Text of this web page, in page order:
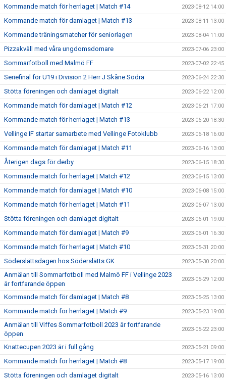
Kommande match för herrlaget | Match #14 2023-08-12 14:00
Kommande match för damlaget | Match #13 2023-08-11 13:00
Kommande träningsmatcher för seniorlagen 2023-08-04 11:00
Pizzakväll med våra ungdomsdomare 2023-07-06 23:00
Sommarfotboll med Malmö FF 2023-07-02 22:45
Seriefinal för U19 i Division 2 Herr J Skåne Södra 2023-06-24 22:30
Stötta föreningen och damlaget digitalt 2023-06-22 12:00
Kommande match för damlaget | Match #12 2023-06-21 17:00
Kommande match för herrlaget | Match #13 2023-06-20 18:30
Vellinge IF startar samarbete med Vellinge Fotoklubb 2023-06-18 16:00
Kommande match för damlaget | Match #11 2023-06-16 13:00
Återigen dags för derby 2023-06-15 18:30
Kommande match för herrlaget | Match #12 2023-06-15 13:00
Kommande match för damlaget | Match #10 2023-06-08 15:00
Kommande match för herrlaget | Match #11 2023-06-07 13:00
Stötta föreningen och damlaget digitalt 2023-06-01 19:00
Kommande match för damlaget | Match #9 2023-06-01 16:30
Kommande match för herrlaget | Match #10 2023-05-31 20:00
Söderslättsdagen hos Söderslätts GK 2023-05-30 20:00
Anmälan till Sommarfotboll med Malmö FF i Vellinge 2023
är fortfarande öppen
2023-05-29 12:00
Kommande match för damlaget | Match #8 2023-05-25 13:00
Kommande match för herrlaget | Match #9 2023-05-23 19:00
Anmälan till Viffes Sommarfotboll 2023 är fortfarande
öppen
2023-05-22 23:00
Knattecupen 2023 är i full gång 2023-05-21 09:00
Kommande match för herrlaget | Match #8 2023-05-17 19:00
Stötta föreningen och damlaget digitalt 2023-05-16 13:00